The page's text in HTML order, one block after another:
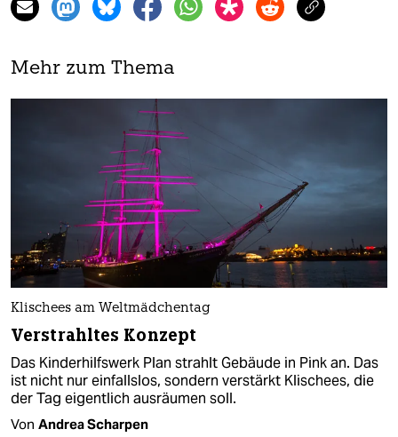
Mehr zum Thema
Klischees am Weltmädchentag
Verstrahltes Konzept
Das Kinderhilfswerk Plan strahlt Gebäude in Pink an. Das
ist nicht nur einfallslos, sondern verstärkt Klischees, die
der Tag eigentlich ausräumen soll.
Von Andrea Scharpen